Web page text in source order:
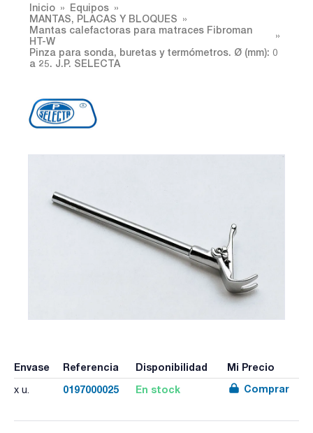
Inicio
Equipos
MANTAS, PLACAS Y BLOQUES
Mantas calefactoras para matraces Fibroman
HT-W
Pinza para sonda, buretas y termómetros. Ø (mm): 0
a 25. J.P. SELECTA
Envase Referencia Disponibilidad Mi Precio
x u. 0197000025 En stock Comprar